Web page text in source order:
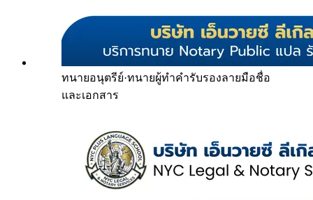
ทนายอนุตรีย์·ทนายผู้ทำคำรับรองลายมือชื่อ
และเอกสาร